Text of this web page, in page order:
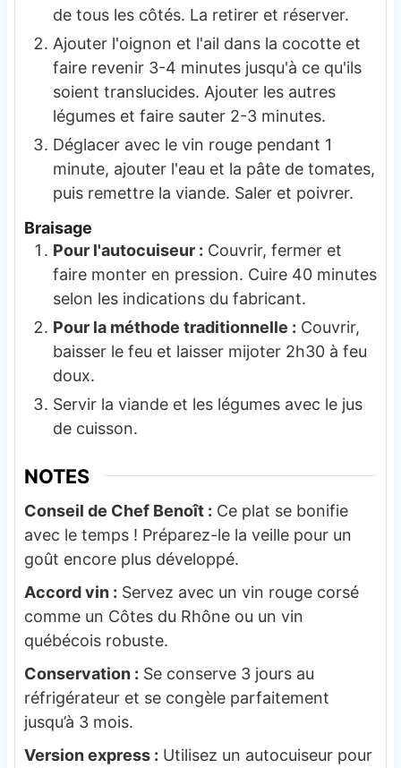
de tous les côtés. La retirer et réserver.
Ajouter l'oignon et l'ail dans la cocotte et
faire revenir 3-4 minutes jusqu'à ce qu'ils
soient translucides. Ajouter les autres
légumes et faire sauter 2-3 minutes.
Déglacer avec le vin rouge pendant 1
minute, ajouter l'eau et la pâte de tomates,
puis remettre la viande. Saler et poivrer.
Braisage
Pour l'autocuiseur : Couvrir, fermer et
faire monter en pression. Cuire 40 minutes
selon les indications du fabricant.
Pour la méthode traditionnelle : Couvrir,
baisser le feu et laisser mijoter 2h30 à feu
doux.
Servir la viande et les légumes avec le jus
de cuisson.
NOTES
Conseil de Chef Benoît : Ce plat se bonifie
avec le temps ! Préparez-le la veille pour un
goût encore plus développé.
Accord vin : Servez avec un vin rouge corsé
comme un Côtes du Rhône ou un vin
québécois robuste.
Conservation : Se conserve 3 jours au
réfrigérateur et se congèle parfaitement
jusqu’à 3 mois.
Version express : Utilisez un autocuiseur pour